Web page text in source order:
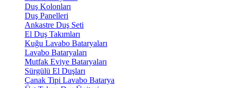
Duş Kolonları
Duş Panelleri
Ankastre Duş Seti
El Duş Takımları
Kuğu Lavabo Bataryaları
Lavabo Bataryaları
Mutfak Eviye Bataryaları
Sürgülü El Duşları
Çanak Tipi Lavabo Batarya